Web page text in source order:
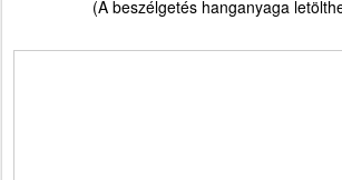
(A beszélgetés hanganyaga